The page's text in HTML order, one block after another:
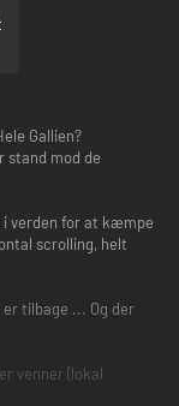
Gallien?
stand mod de
verden for at kæmpe
scrolling, helt
er tilbage ... Og der
venner (lokal